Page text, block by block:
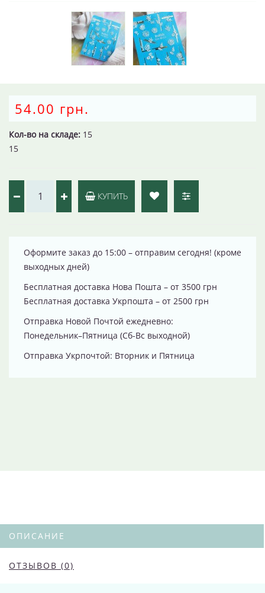
54.00 грн.
Кол-во на складе: 15
15
КУПИТЬ
Оформите заказ до 15:00 – отправим сегодня! (кроме
выходных дней)
Бесплатная доставка Нова Пошта – от 3500 грн
Бесплатная доставка Укрпошта – от 2500 грн
Отправка Новой Почтой ежедневно:
Понедельник–Пятница (Сб-Вс выходной)
Отправка Укрпочтой: Вторник и Пятница
ОПИСАНИЕ
ОТЗЫВОВ (0)